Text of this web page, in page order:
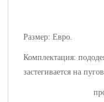
Размер: Евро.
Комплектация:
застегивается на
простыня -